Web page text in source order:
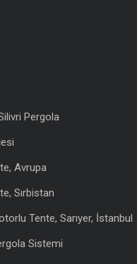
Pergola
Avrupa
Sırbistan
Tente, Sarıyer, İstanbul
Sistemi